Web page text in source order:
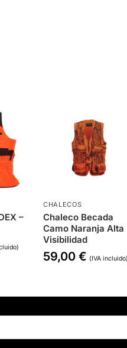
–
CHALECOS
Chaleco Becada
Camo Naranja Alta
Visibilidad
59,00 € (IVA incluido)